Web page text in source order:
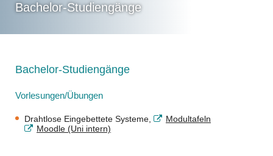
Bachelor-Studiengänge
Bachelor-Studiengänge
Vorlesungen/Übungen
Drahtlose Eingebettete Systeme,
Modultafeln
Moodle (Uni intern)